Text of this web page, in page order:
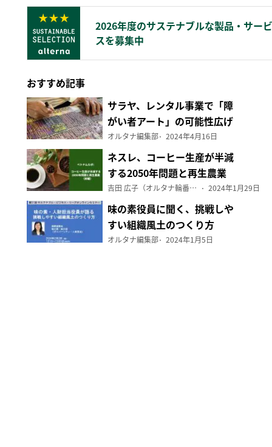
2026年度のサステナブルな製品・サービ
スを募集中
おすすめ記事
サラヤ、レンタル事業で「障
がい者アート」の可能性広げ
る
オルタナ編集部 2024年4月16日
ネスレ、コーヒー生産が半減
する2050年問題と再生農業
（前編）
吉田 広子（オルタナ輪番編集長） 2024年1月29日
味の素役員に聞く、挑戦しや
すい組織風土のつくり方
オルタナ編集部 2024年1月5日